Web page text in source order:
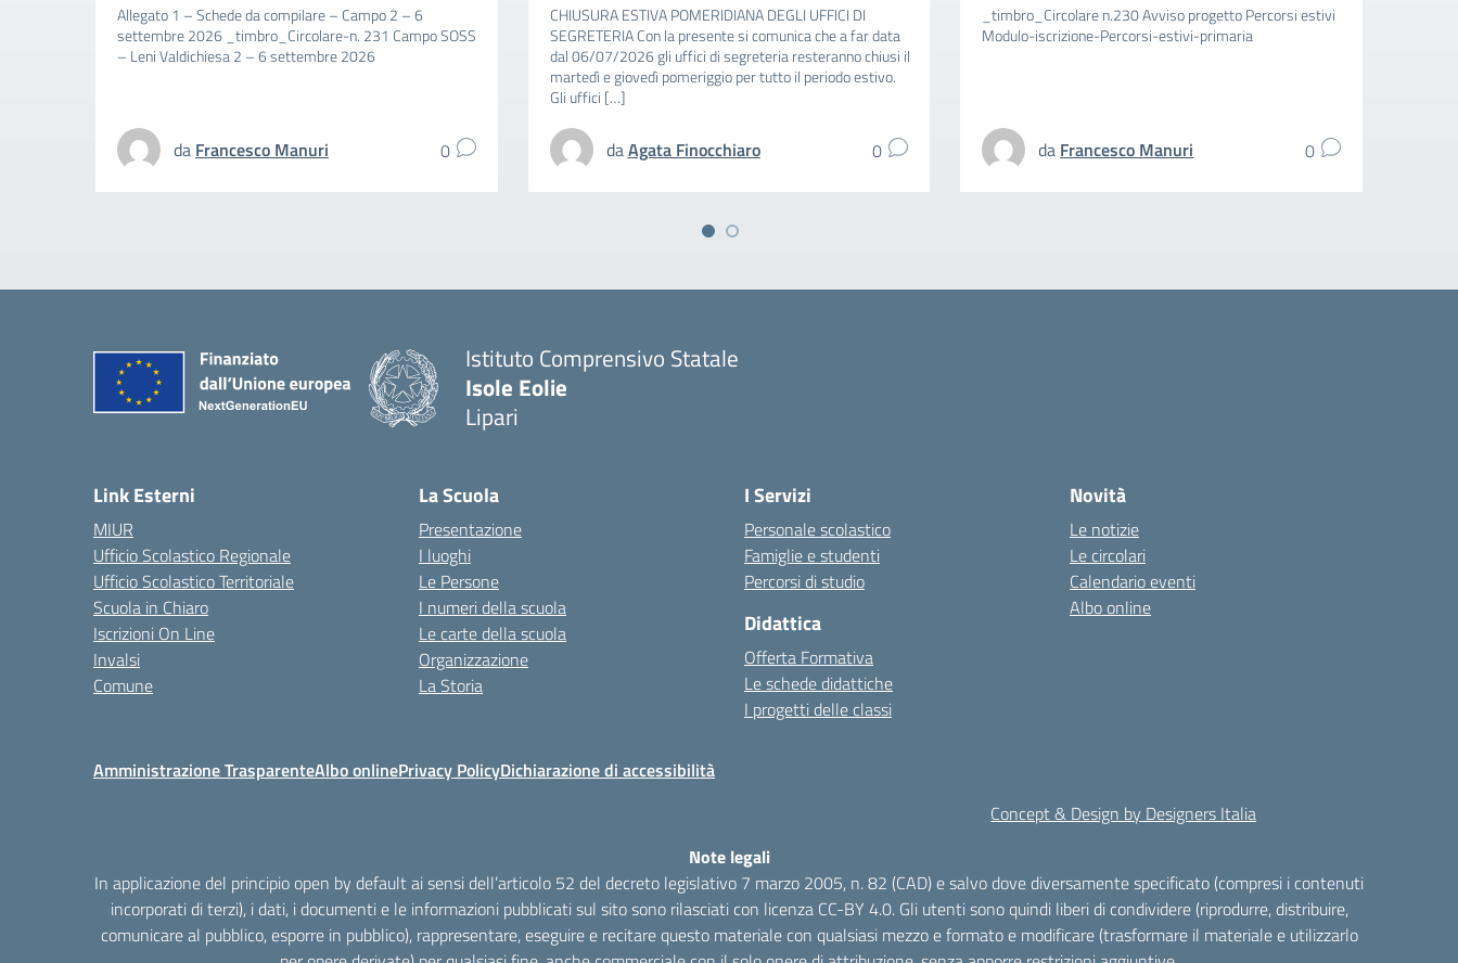
Allegato 1 – Schede da compilare – Campo 2 – 6
settembre 2026 _timbro_Circolare-n. 231 Campo SOSS
– Leni Valdichiesa 2 – 6 settembre 2026
da Francesco Manuri 0
CHIUSURA ESTIVA POMERIDIANA DEGLI UFFICI DI
SEGRETERIA Con la presente si comunica che a far data
dal 06/07/2026 gli uffici di segreteria resteranno chiusi il
martedì e giovedì pomeriggio per tutto il periodo estivo.
Gli uffici […]
daAgata Finocchiaro 0
_timbro_Circolare n.230 Avviso progetto Percorsi estivi
Modulo-iscrizione-Percorsi-estivi-primaria
da Francesco Manuri 0
Istituto Comprensivo Statale
Isole Eolie
Lipari
Link Esterni
MIUR
Ufficio Scolastico Regionale
Ufficio Scolastico Territoriale
Scuola in Chiaro
Iscrizioni On Line
Invalsi
Comune
La Scuola
Presentazione
I luoghi
Le Persone
I numeri della scuola
Le carte della scuola
Organizzazione
La Storia
I Servizi
Personale scolastico
Famiglie e studenti
Percorsi di studio
Didattica
Offerta Formativa
Le schede didattiche
I progetti delle classi
Novità
Le notizie
Le circolari
Calendario eventi
Albo online
Amministrazione TrasparenteAlbo onlinePrivacy PolicyDichiarazione di accessibilità
Concept & Design by Designers Italia
Note legali
In applicazione del principio open by default ai sensi dell’articolo 52 del decreto legislativo 7 marzo 2005, n. 82 (CAD) e salvo dove diversamente specificato (compresi i contenuti
incorporati di terzi), i dati, i documenti e le informazioni pubblicati sul sito sono rilasciati con licenza CC-BY 4.0. Gli utenti sono quindi liberi di condividere (riprodurre, distribuire,
comunicare al pubblico, esporre in pubblico), rappresentare, eseguire e recitare questo materiale con qualsiasi mezzo e formato e modificare (trasformare il materiale e utilizzarlo